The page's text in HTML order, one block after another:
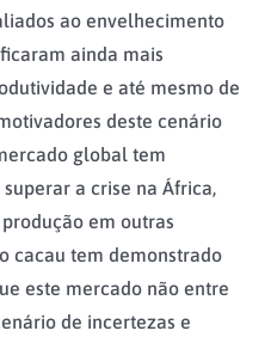
ao envelhecimento
ainda mais
e até mesmo de
deste cenário
global tem
a crise na África,
em outras
cacau tem demonstrado
este mercado não entre
de incertezas e